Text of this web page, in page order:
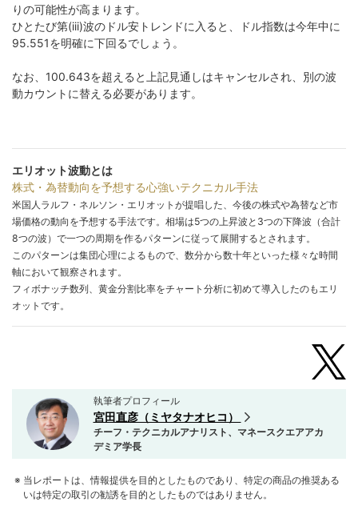
りの可能性が高まります。
ひとたび第(iii)波のドル安トレンドに入ると、ドル指数は今年中に
95.551を明確に下回るでしょう。
なお、100.643を超えると上記見通しはキャンセルされ、別の波
動カウントに替える必要があります。
エリオット波動とは
株式・為替動向を予想する心強いテクニカル手法
米国人ラルフ・ネルソン・エリオットが提唱した、今後の株式や為替など市
場価格の動向を予想する手法です。相場は5つの上昇波と3つの下降波（合計
8つの波）で一つの周期を作るパターンに従って展開するとされます。
このパターンは集団心理によるもので、数分から数十年といった様々な時間
軸において観察されます。
フィボナッチ数列、黄金分割比率をチャート分析に初めて導入したのもエリ
オットです。
執筆者プロフィール
宮田直彦（ミヤタナオヒコ）
チーフ・テクニカルアナリスト、マネースクエアアカ
デミア学長
当レポートは、情報提供を目的としたものであり、特定の商品の推奨ある
いは特定の取引の勧誘を目的としたものではありません。